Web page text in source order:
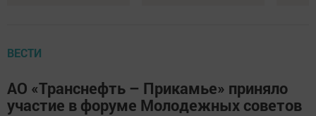
ВЕСТИ
АО «Транснефть – Прикамье» приняло
участие в форуме Молодежных советов